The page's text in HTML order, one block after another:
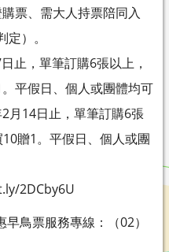
票、需大人持票陪同入
）。
止，單筆訂購6張以上，
平假日、個人或團體均可
月14日止，單筆訂購6張
贈1。平假日、個人或團
2DCby6U
鳥票服務專線：（02）